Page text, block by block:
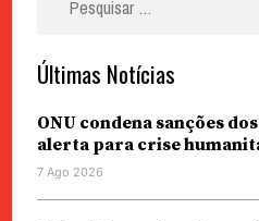
Últimas Notícias
ONU condena sanções
alerta para crise
7 Ago 2026